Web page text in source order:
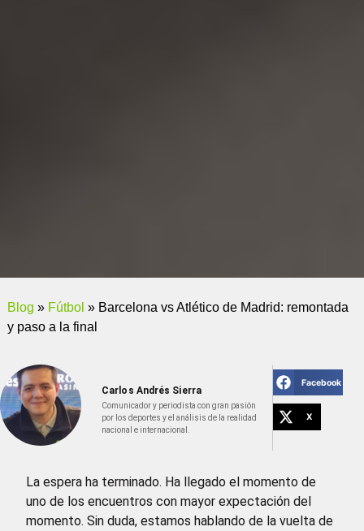
Blog » Fútbol » Barcelona vs Atlético de Madrid: remontada
y paso a la final
Carlos Andrés Sierra
Comunicador y periodista con gran pasión
por los deportes y el análisis de la realidad
nacional e internacional.
Facebook
X
La espera ha terminado. Ha llegado el momento de
uno de los encuentros con mayor expectación del
momento. Sin duda, estamos hablando de la vuelta de